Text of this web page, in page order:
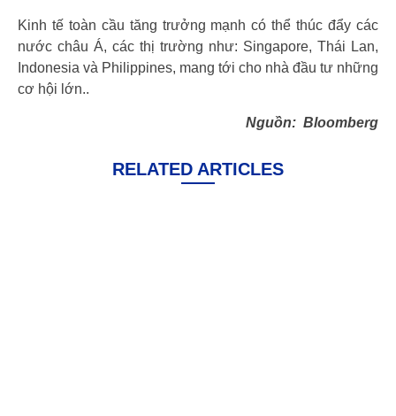
Kinh tế toàn cầu tăng trưởng mạnh có thể thúc đẩy các
nước châu Á, các thị trường như: Singapore, Thái Lan,
Indonesia và Philippines, mang tới cho nhà đầu tư những
cơ hội lớn..
Nguồn: Bloomberg
RELATED ARTICLES